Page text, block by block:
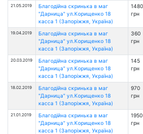
21.05.2019
Благодійна скринька в маг
"Дарница" ул.Корищенко 18
касса 1 (Запоріжжя, Україна)
1480
грн
19.04.2019
Благодійна скринька в маг
"Дарница" ул.Корищенко 18
касса 1 (Запоріжжя, Україна)
360
грн
20.03.2019
Благодійна скринька в маг
"Дарница" ул.Корищенко 18
касса 1 (Запоріжжя, Україна)
145
грн
18.02.2019
Благодійна скринька в маг
"Дарница" ул.Корищенко 18
касса 1 (Запоріжжя, Україна)
970
грн
21.01.2019
Благодійна скринька в маг
"Дарница" ул.Корищенко 18
касса 1 (Запоріжжя, Україна)
1950
грн